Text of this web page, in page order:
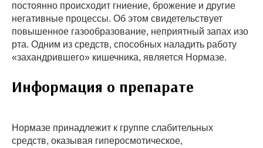
постоянно происходит гниение, брожение и другие
негативные процессы. Об этом свидетельствует
повышенное газообразование, неприятный запах изо
рта. Одним из средств, способных наладить работу
«захандрившего» кишечника, является Нормазе.
Информация о препарате
Нормазе принадлежит к группе слабительных
средств, оказывая гиперосмотическое,